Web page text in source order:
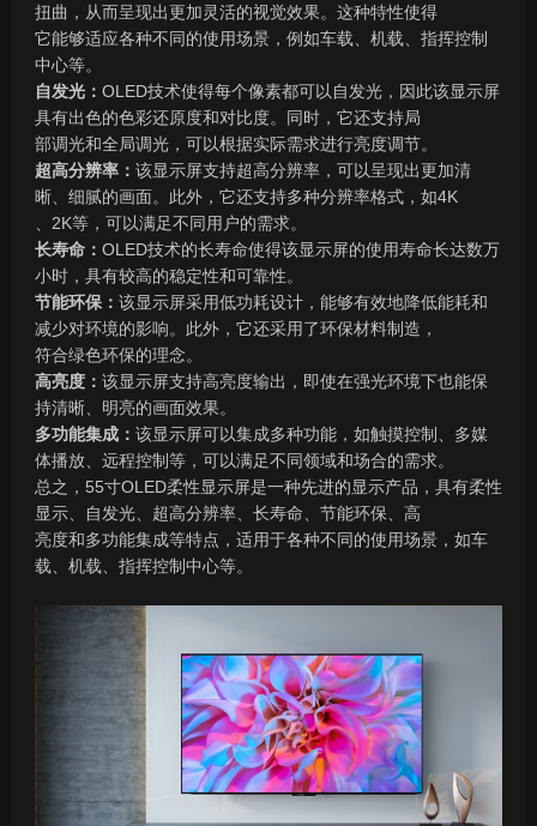
扭曲，从而呈现出更加灵活的视觉效果。这种特性使得
它能够适应各种不同的使用场景，例如车载、机载、指挥控制
中心等。
自发光： OLED技术使得每个像素都可以自发光，因此该显示屏
具有出色的色彩还原度和对比度。同时，它还支持局
部调光和全局调光，可以根据实际需求进行亮度调节。
超高分辨率： 该显示屏支持超高分辨率，可以呈现出更加清
晰、细腻的画面。此外，它还支持多种分辨率格式，如4K
2K等，可以满足不同用户的需求。
长寿命： OLED技术的长寿命使得该显示屏的使用寿命长达数万
小时，具有较高的稳定性和可靠性。
节能环保： 该显示屏采用低功耗设计，能够有效地降低能耗和
减少对环境的影响。此外，它还采用了环保材料制造，
符合绿色环保的理念。
高亮度： 该显示屏支持高亮度输出，即使在强光环境下也能保
持清晰、明亮的画面效果。
多功能集成： 该显示屏可以集成多种功能，如触摸控制、多媒
体播放、远程控制等，可以满足不同领域和场合的需求。
总之， 55寸OLED柔性显示屏是一种先进的显示产品，具有柔性
显示、自发光、超高分辨率、长寿命、节能环保、高
亮度和多功能集成等特点，适用于各种不同的使用场景，如车
载、机载、指挥控制中心等。